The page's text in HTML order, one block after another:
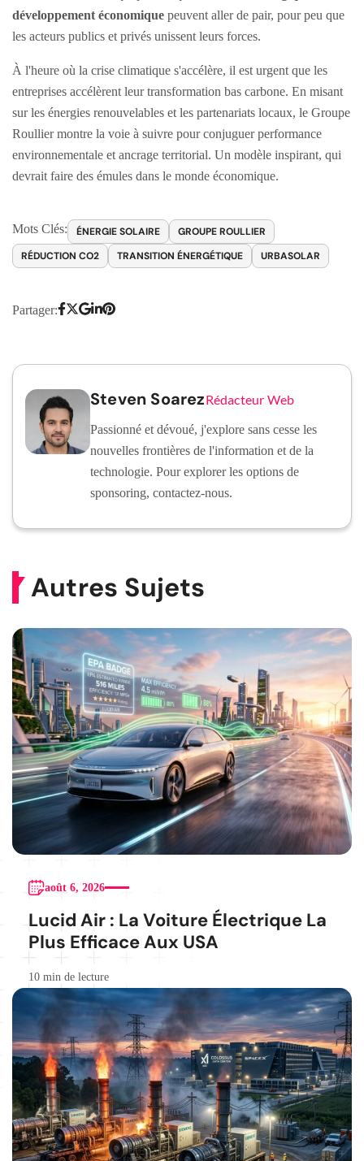
développement économique peuvent aller de pair, pour peu que
les acteurs publics et privés unissent leurs forces.
À l'heure où la crise climatique s'accélère, il est urgent que les
entreprises accélèrent leur transformation bas carbone. En misant
sur les énergies renouvelables et les partenariats locaux, le Groupe
Roullier montre la voie à suivre pour conjuguer performance
environnementale et ancrage territorial. Un modèle inspirant, qui
devrait faire des émules dans le monde économique.
Mots Clés: ÉNERGIE SOLAIRE
GROUPE ROULLIER
RÉDUCTION CO2
TRANSITION ÉNERGÉTIQUE URBASOLAR
Partager:
Steven SoarezRédacteur Web
Passionné et dévoué, j'explore sans cesse les
nouvelles frontières de l'information et de la
technologie. Pour explorer les options de
sponsoring, contactez-nous.
Autres Sujets
août 6, 2026
Lucid Air : La Voiture Électrique La
Plus Efficace Aux USA
10 min de lecture